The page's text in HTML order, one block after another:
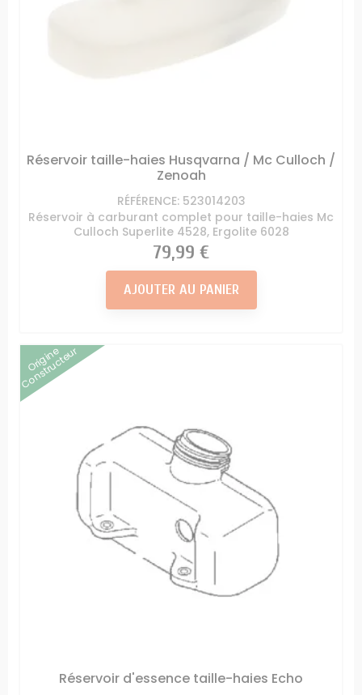
Réservoir taille-haies Husqvarna / Mc Culloch /
Zenoah
RÉFÉRENCE: 523014203
Réservoir à carburant complet pour taille-haies Mc
Culloch Superlite 4528, Ergolite 6028
Prix
79,99 €
AJOUTER AU PANIER
Origine
Constructeur
Réservoir d'essence taille-haies Echo